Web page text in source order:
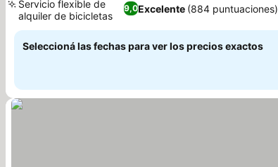
9,0Excelente (884 puntuaciones)
Servicio flexible de
alquiler de bicicletas
Seleccioná las fechas para ver los precios exactos